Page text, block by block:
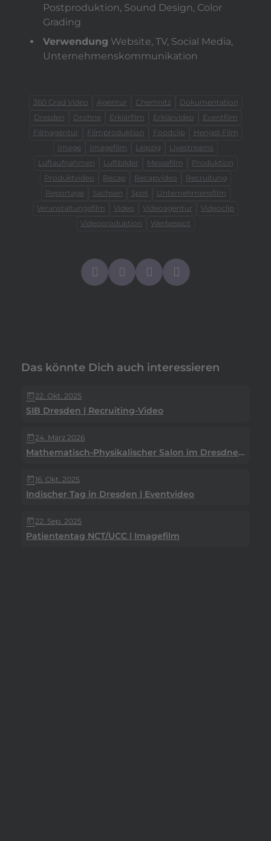
Postproduktion, Sound Design, Color
Grading
Verwendung Website, TV, Social Media,
Unternehmenskommunikation
360 Grad Video Agentur Chemnitz
Dokumentation
Dresden
Drohne Erklärfilm Erklärvideo
Eventfilm
Filmagentur
Filmproduktion Foodclip
Hengst Film
Image
Imagefilm Leipzig
Livestreams
Luftaufnahmen
Luftbilder Messefilm
Produktion
Produktvideo
Recap Recapvideo
Recruitung
Reportage
Sachsen Spot
Unternehmensfilm
Veranstaltungsfilm
Video Videoagentur
Videoclip
Videoproduktion
Werbespot
Das könnte Dich auch interessieren
today22. Okt. 2025
SIB Dresden | Recruiting-Video
today24. März 2026
Mathematisch-Physikalischer Salon im Dresdner Zwinger
today 16. Okt. 2025
Indischer Tag in Dresden | Eventvideo
today22. Sep. 2025
Patiententag NCT/UCC | Imagefilm